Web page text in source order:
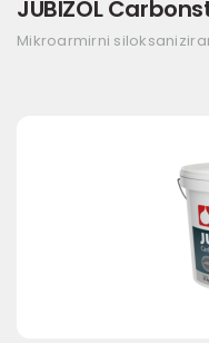
JUBIZOL
Mikroarmirni